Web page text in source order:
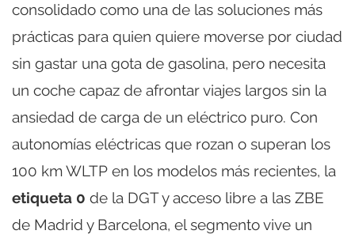
consolidado como una de las soluciones más
prácticas para quien quiere moverse por ciudad
sin gastar una gota de gasolina, pero necesita
un coche capaz de afrontar viajes largos sin la
ansiedad de carga de un eléctrico puro. Con
autonomías eléctricas que rozan o superan los
100 km WLTP en los modelos más recientes, la
etiqueta 0 de la DGT y acceso libre a las ZBE
de Madrid y Barcelona, el segmento vive un